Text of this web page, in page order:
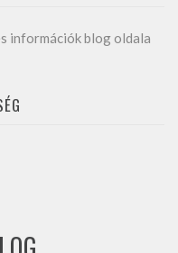
információk blog oldala